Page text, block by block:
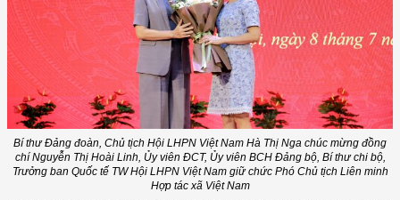
Bí thư Đảng đoàn, Chủ tịch Hội LHPN Việt Nam Hà Thị Nga chúc mừng đồng
chí Nguyễn Thị Hoài Linh, Ủy viên ĐCT, Ủy viên BCH Đảng bộ, Bí thư chi bộ,
Trưởng ban Quốc tế TW Hội LHPN Việt Nam giữ chức Phó Chủ tịch Liên minh
Hợp tác xã Việt Nam